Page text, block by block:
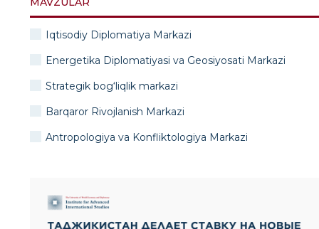
Iqtisodiy Diplomatiya Markazi
Energetika Diplomatiyasi va Geosiyosati Markazi
Strategik bog‘liqlik markazi
Barqaror Rivojlanish Markazi
Antropologiya va Konfliktologiya Markazi